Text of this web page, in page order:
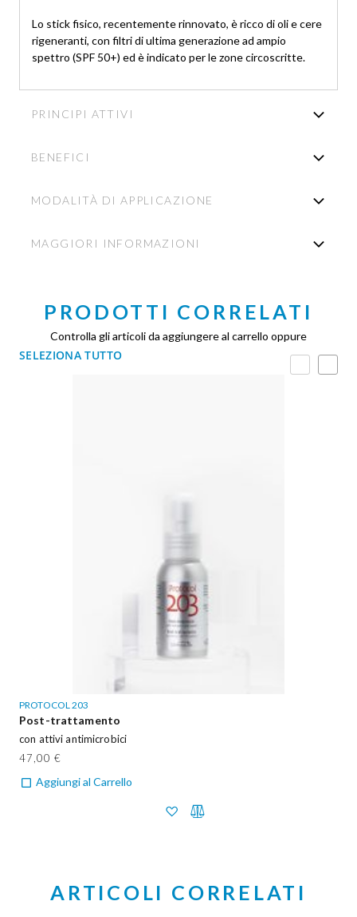
Lo stick fisico, recentemente rinnovato, è ricco di oli e cere
rigeneranti, con filtri di ultima generazione ad ampio
spettro (SPF 50+) ed è indicato per le zone circoscritte.
PRINCIPI ATTIVI
BENEFICI
MODALITÀ DI APPLICAZIONE
MAGGIORI INFORMAZIONI
PRODOTTI CORRELATI
Controlla gli articoli da aggiungere al carrello oppure
SELEZIONA TUTTO
PROTOCOL 203
Post-trattamento
con attivi antimicrobici
47,00 €
Aggiungi al Carrello
ARTICOLI CORRELATI